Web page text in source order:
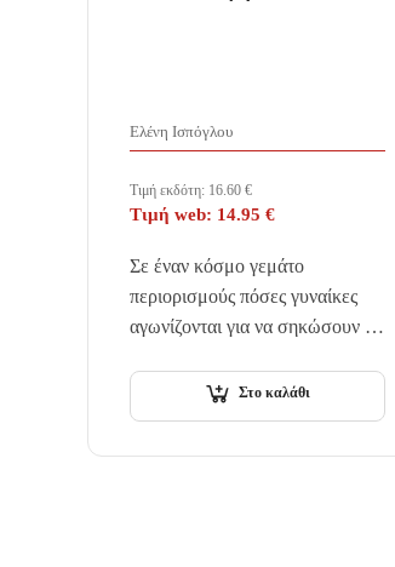
Ελένη Ισπόγλου
Τιμή εκδότη: 16.60 €
Τιμή web: 14.95 €
Σε έναν κόσμο γεμάτο
περιορισμούς πόσες γυναίκες
αγωνίζονται για να σηκώσουν το
Πόσες θυσιάζουν τις επιθυμίες
τους για να ικανοποιήσουν τους
Στο καλάθι